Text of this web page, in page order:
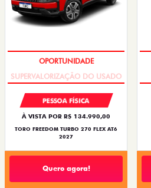
OPORTUNIDADE
PESSOA FÍSICA
À VISTA POR R$ 134.990,00
TORO FREEDOM TURBO 270 FLEX AT6
2027
Quero agora!